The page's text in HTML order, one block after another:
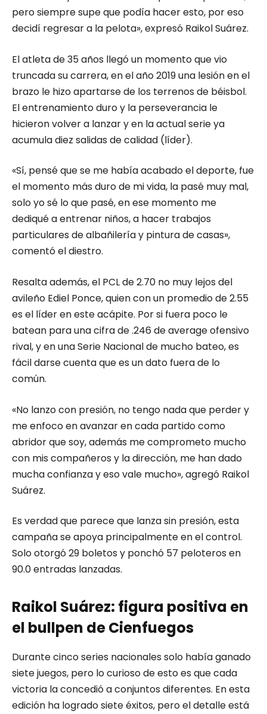
pero siempre supe que podía hacer esto, por eso
decidí regresar a la pelota», expresó Raikol Suárez.
El atleta de 35 años llegó un momento que vio
truncada su carrera, en el año 2019 una lesión en el
brazo le hizo apartarse de los terrenos de béisbol.
El entrenamiento duro y la perseverancia le
hicieron volver a lanzar y en la actual serie ya
acumula diez salidas de calidad (líder).
«Sí, pensé que se me había acabado el deporte, fue
el momento más duro de mi vida, la pasé muy mal,
solo yo sé lo que pasé, en ese momento me
dediqué a entrenar niños, a hacer trabajos
particulares de albañilería y pintura de casas»,
comentó el diestro.
Resalta además, el PCL de 2.70 no muy lejos del
avileño Ediel Ponce, quien con un promedio de 2.55
es el líder en este acápite. Por si fuera poco le
batean para una cifra de .246 de average ofensivo
rival, y en una Serie Nacional de mucho bateo, es
fácil darse cuenta que es un dato fuera de lo
común.
«No lanzo con presión, no tengo nada que perder y
me enfoco en avanzar en cada partido como
abridor que soy, además me comprometo mucho
con mis compañeros y la dirección, me han dado
mucha confianza y eso vale mucho», agregó Raikol
Suárez.
Es verdad que parece que lanza sin presión, esta
campaña se apoya principalmente en el control.
Solo otorgó 29 boletos y ponchó 57 peloteros en
90.0 entradas lanzadas.
Raikol Suárez: figura positiva en
el bullpen de Cienfuegos
Durante cinco series nacionales solo había ganado
siete juegos, pero lo curioso de esto es que cada
victoria la concedió a conjuntos diferentes. En esta
edición ha logrado siete éxitos, pero el detalle está